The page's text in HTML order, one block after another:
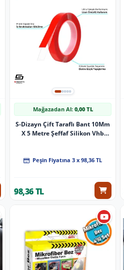
Mağazadan Al: 0,00 TL
S-Dizayn Çift Taraflı Bant 10Mm
X 5 Metre Şeffaf Silikon Vhb
Peşin Fiyatına 3 x 98,36 TL
98,36 TL